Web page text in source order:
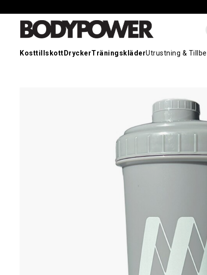
KosttillskottDryckerTräningskläderUtrustning &